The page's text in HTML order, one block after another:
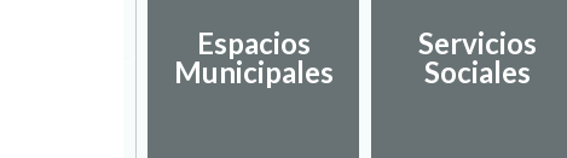
Espacios
Municipales
Servicios
Sociales